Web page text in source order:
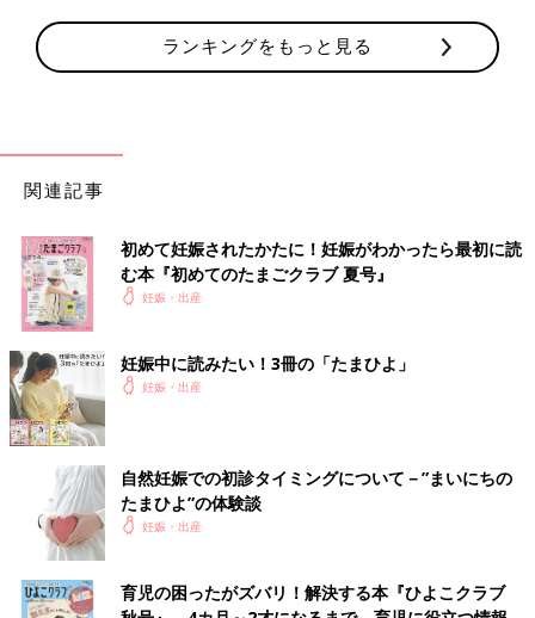
ランキングをもっと見る
関連記事
初めて妊娠されたかたに！妊娠がわかったら最初に読
む本『初めてのたまごクラブ 夏号』
妊娠・出産
妊娠中に読みたい！3冊の「たまひよ」
妊娠・出産
自然妊娠での初診タイミングについて－”まいにちの
たまひよ”の体験談
妊娠・出産
育児の困ったがズバリ！解決する本『ひよこクラブ